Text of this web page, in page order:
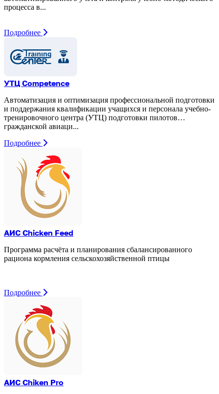
процесса в...
Подробнее
УТЦ Competence
Автоматизация и оптимизация профессиональной подготовки
и поддержания квалификации учащихся и персонала учебно-
тренировочного центра (УТЦ) подготовки пилотов
гражданской авиаци...
Подробнее
АИС Chicken Feed
Программа расчёта и планирования сбалансированного
рациона кормления сельскохозяйственной птицы
Подробнее
АИС Chiken Pro